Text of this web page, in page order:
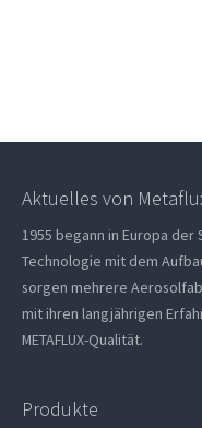
Aktuelles von
1955 begann in Europa
Technologie mit dem
sorgen mehrere
mit ihren langjährigen
METAFLUX-Qualität.
Produkte